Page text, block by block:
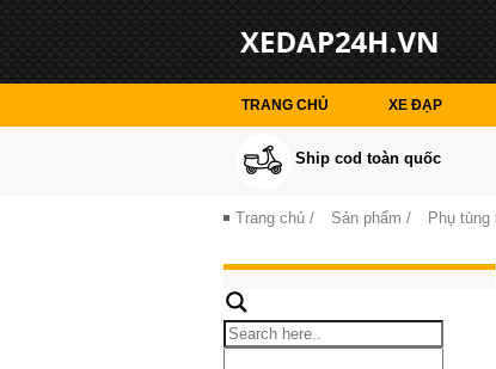
TRANG CHỦ XE ĐẠP
Ship cod toàn quốc
Trang chủ / Sản phẩm / Phụ tùng